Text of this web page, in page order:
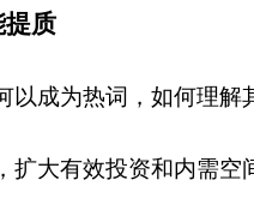
提质
以成为热词，如何理
扩大有效投资和内需空